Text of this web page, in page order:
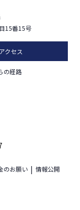
15番15号
クセス
の経路
のお願い
情報公開